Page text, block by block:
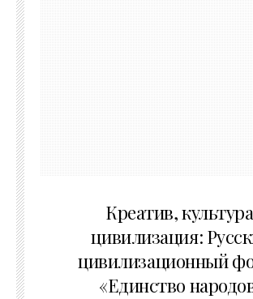
Креатив,
цивилизация:
цивилизационный
«Единство